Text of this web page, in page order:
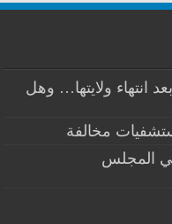
انتهاء ولايتها… وهل
مخالفة
المجلس